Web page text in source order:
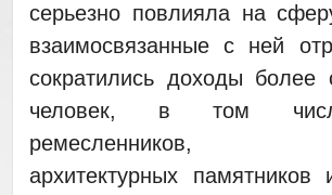
серьезно повлияла на
взаимосвязанные с ней
сократились доходы более
человек, в том
ремесленников,
архитектурных памятников